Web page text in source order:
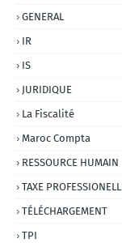
GENERAL
IR
IS
JURIDIQUE
La Fiscalité
Maroc Compta
RESSOURCE HUMAIN
TAXE
TÉLÉCHARGEMENT
TPI